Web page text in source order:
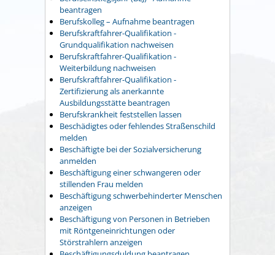
beantragen
Berufskolleg – Aufnahme beantragen
Berufskraftfahrer-Qualifikation -
Grundqualifikation nachweisen
Berufskraftfahrer-Qualifikation -
Weiterbildung nachweisen
Berufskraftfahrer-Qualifikation -
Zertifizierung als anerkannte
Ausbildungsstätte beantragen
Berufskrankheit feststellen lassen
Beschädigtes oder fehlendes Straßenschild
melden
Beschäftigte bei der Sozialversicherung
anmelden
Beschäftigung einer schwangeren oder
stillenden Frau melden
Beschäftigung schwerbehinderter Menschen
anzeigen
Beschäftigung von Personen in Betrieben
mit Röntgeneinrichtungen oder
Störstrahlern anzeigen